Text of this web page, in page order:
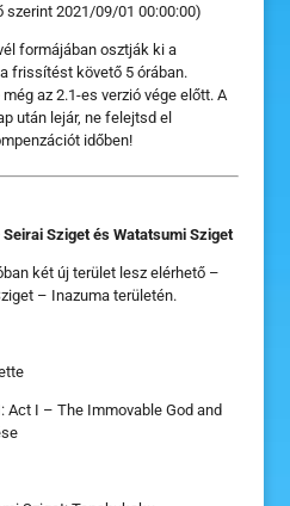
szerint 2021/09/01 00:00:00)
formájában osztják ki a
frissítést követő 5 órában.
az 2.1-es verzió vége előtt. A
után lejár, ne felejtsd el
időben!
Sziget és Watatsumi Sziget
két új terület lesz elérhető –
– Inazuma területén.
Act I – The Immovable God and